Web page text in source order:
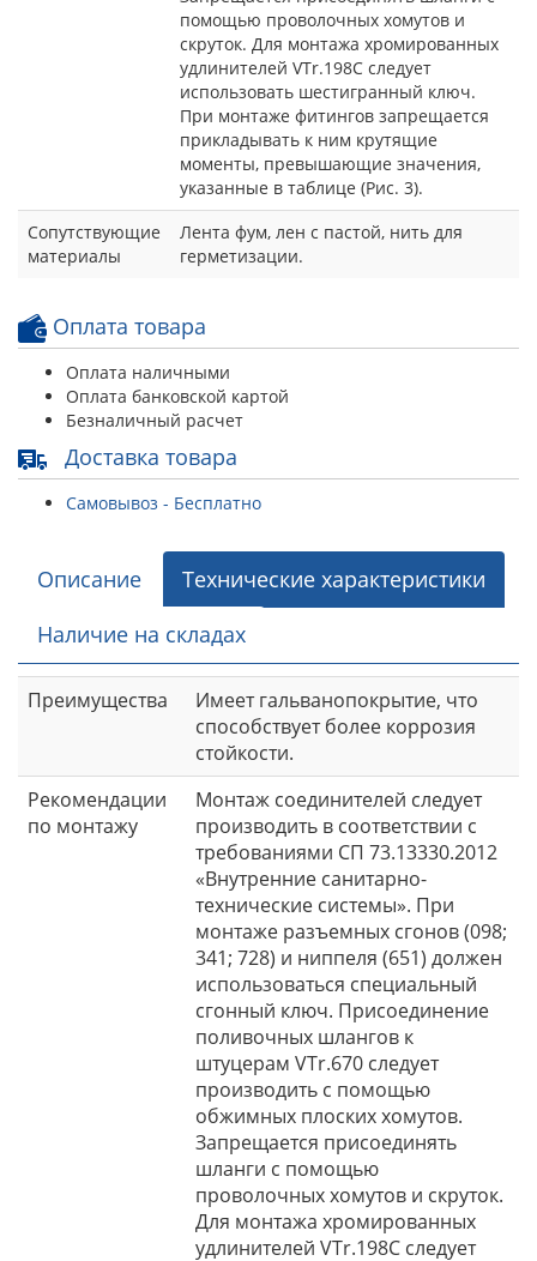
Лента фум, лен с пастой, нить для
герметизации.
Оплата товара
Оплата наличными
Оплата банковской картой
Доставка товара
Описание
Технические характеристики
Наличие на складах
Преимущества
Имеет гальванопокрытие, что
стойкости.
по монтажу
Монтаж соединителей следует
производить в соответствии с
требованиями СП 73.13330.2012
«Внутренние санитарно-
технические системы». При
монтаже разъемных сгонов (098;
341; 728) и ниппеля (651) должен
использоваться специальный
сгонный ключ. Присоединение
поливочных шлангов к
штуцерам VTr.670 следует
производить с помощью
обжимных плоских хомутов.
Запрещается присоединять
шланги с помощью
проволочных хомутов и скруток.
Для монтажа хромированных
удлинителей VTr.198C следует
использовать шестигранный
ключ. При монтаже фитингов
запрещается прикладывать к
ним крутящие моменты,
превышающие значения,
указанные в таблице (Рис. 3).
Лента фум, лен с пастой, нить для